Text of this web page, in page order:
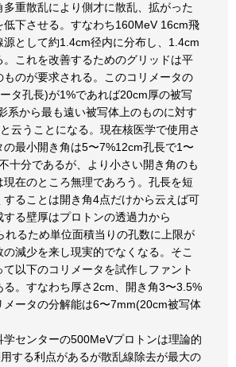
重散乱により側才に散乱、拡がった
低下させる。すなわち160MeV 16cm飛
として約1.4cm径内に分布し、1.4cm
これを改善するためのグリッドは平
のが要求される。このコリメータの
タ孔長)が1%であれば20cm厚の被写
系から最も遠い被写体上のものに対す
云うことになる。現在核医学で使用さ
最小開き角は5〜7%12cm孔長で1〜
十分であるが、より小さい開き角のも
在のところ無理であろう。孔長を短
することは開き角4点だけから云えば可
る壁厚はプロトンの透過力から
れるため単位面積当りの孔数に上限が
減少を来し現実的でなくなる。そこ
以下のコリメータを試作しファント
る。すなわち厚さ2cm、開き角3〜3.5%
メータの分解能は6〜7mm(20cm被写体
センターの500MeVプロトンは理論的
する利点があるが散乱線除去が最大の